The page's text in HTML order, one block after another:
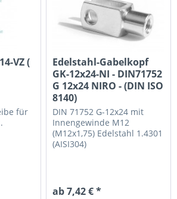
VZ (
für
Edelstahl-Gabelkopf
GK-12x24-NI - DIN71752
G 12x24 NIRO - (DIN ISO
8140)
DIN 71752 G-12x24 mit
Innengewinde M12
(M12x1,75) Edelstahl 1.4301
(AISI304)
ab 7,42 € *